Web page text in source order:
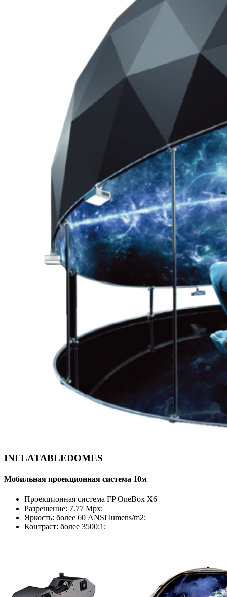
INFLATABLEDOMES
Мобильная проекционная система 10м
Проекционная система FP OneBox X6
Разрешение: 7.77 Mpx;
Яркость: более 60 ANSI lumens/m2;
Контраст: более 3500:1;